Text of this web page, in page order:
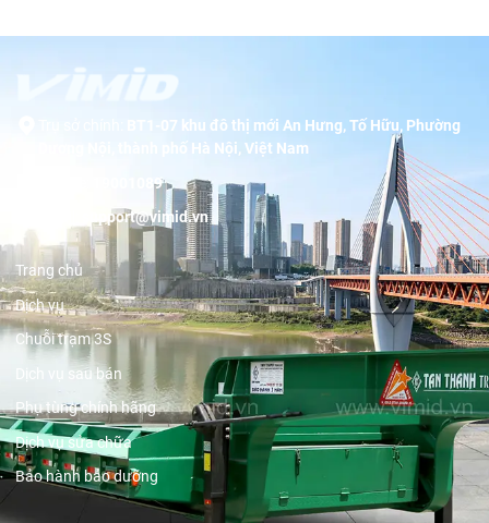
BT1-07 khu đô thị mới An Hưng, Tố Hữu, Phường
Dương Nội, thành phố Hà Nội, Việt Nam
19001089
support@vimid.vn
Trang chủ
Dịch vụ
Chuỗi trạm 3S
Dịch vụ sau bán
Phụ tùng chính hãng
Dịch vụ sửa chữa
Bảo hành bảo dưỡng